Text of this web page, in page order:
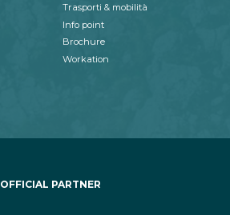
Trasporti & mobilità
Info point
Brochure
Workation
OFFICIAL PARTNER